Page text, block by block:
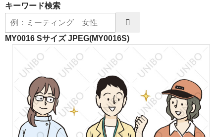
UNIBOについて
お問い合わせ
キーワード検索
MY0016 Sサイズ JPEG(MY0016S)